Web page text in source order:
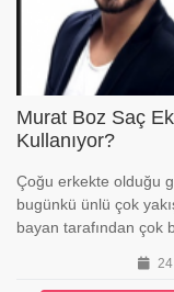
Murat Boz Saç
Kullanıyor?
Çoğu erkekte olduğu
bugünkü ünlü çok
bayan tarafından